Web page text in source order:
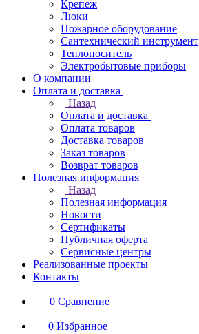
Крепеж
Люки
Пожарное оборудование
Сантехнический инструмент
Теплоноситель
Электробытовые приборы
О компании
Оплата и доставка
Назад
Оплата и доставка
Оплата товаров
Доставка товаров
Заказ товаров
Возврат товаров
Полезная информация
Назад
Полезная информация
Новости
Сертификаты
Публичная оферта
Сервисные центры
Реализованные проекты
Контакты
0 Сравнение
0 Избранное